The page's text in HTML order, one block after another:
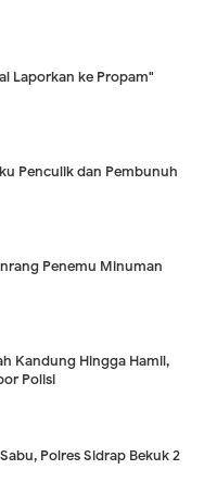
Laporkan ke Propam"
Penculik dan Pembunuh
Penemu Minuman
Kandung Hingga Hamil,
Polisi
Polres Sidrap Bekuk 2